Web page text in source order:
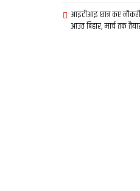
आइटीआइ छात्र कए
आउत बिहार, मार्च तक